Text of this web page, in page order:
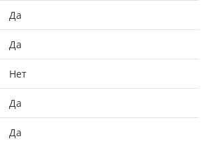
Да
Да
Нет
Да
Да